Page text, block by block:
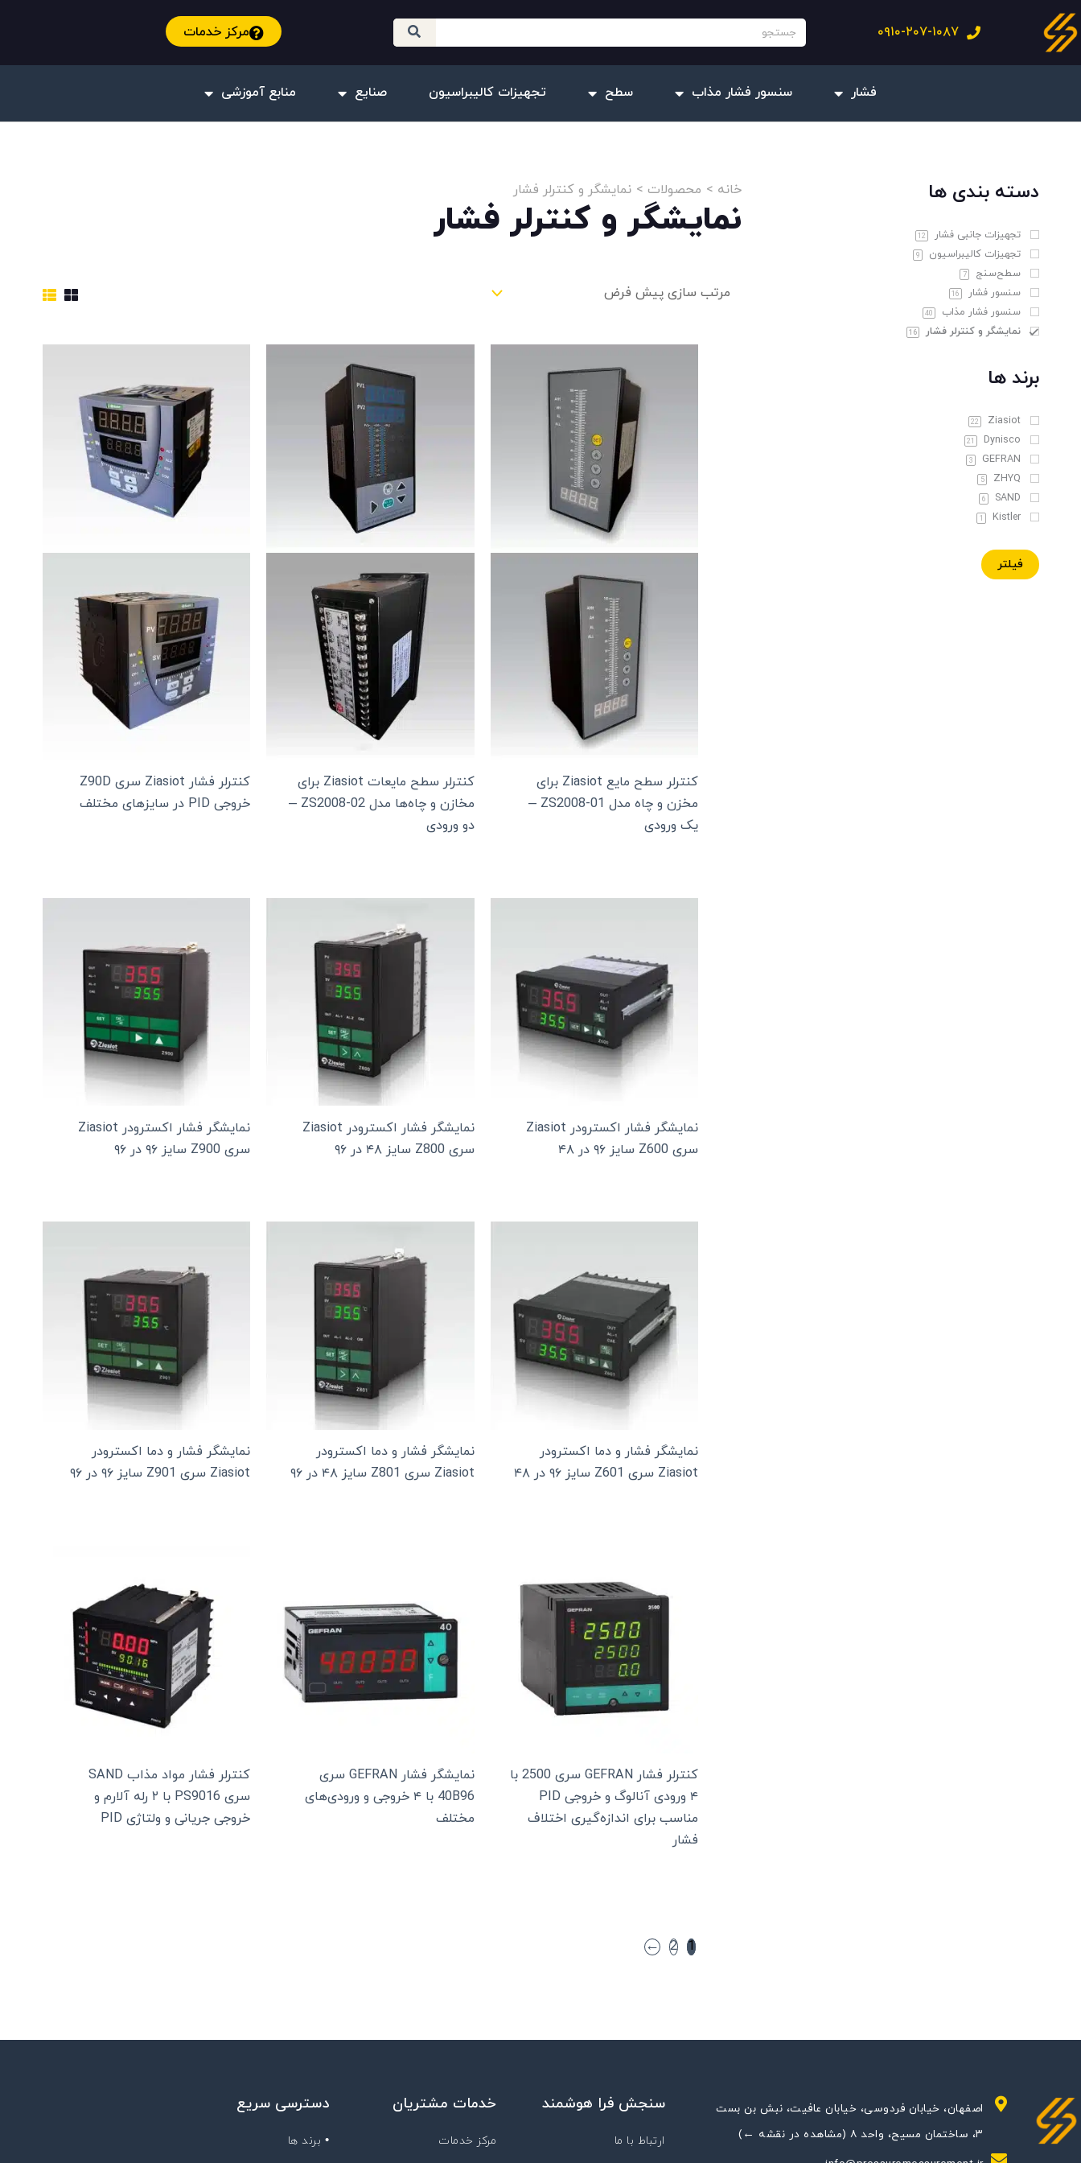
رفتن
به
محتوا
۰۹۱۰-۲۰۷-۱۰۸۷ جستجو مرکز خدمات
فشار سنسور فشار مذاب سطح تجهیزات کالیبراسیون صنایع منابع آموزشی
دسته بندی ها
تجهیزات جانبی فشار 12
تجهیزات کالیبراسیون 9
سطح‌سنج 7
سنسور فشار 16
سنسور فشار مذاب 40
نمایشگر و کنترلر فشار 16
برند ها
Ziasiot
22
Dynisco
21
GEFRAN
3
ZHYQ
5
SAND
6
Kistler
1
فیلتر
خانه محصولات نمایشگر و کنترلر فشار
نمایشگر و کنترلر فشار
کنترلر سطح مایع Ziasiot برای
مخزن و چاه مدل ZS2008-01 –
یک ورودی
کنترلر سطح مایعات Ziasiot برای
مخازن و چاه‌ها مدل ZS2008-02 –
دو ورودی
کنترلر فشار Ziasiot سری Z90D
خروجی PID در سایزهای مختلف
نمایشگر فشار اکسترودر Ziasiot
سری Z600 سایز ۹۶ در ۴۸
نمایشگر فشار اکسترودر Ziasiot
سری Z800 سایز ۴۸ در ۹۶
نمایشگر فشار اکسترودر Ziasiot
سری Z900 سایز ۹۶ در ۹۶
نمایشگر فشار و دما اکسترودر
Ziasiot سری Z601 سایز ۹۶ در ۴۸
نمایشگر فشار و دما اکسترودر
Ziasiot سری Z801 سایز ۴۸ در ۹۶
نمایشگر فشار و دما اکسترودر
Ziasiot سری Z901 سایز ۹۶ در ۹۶
کنترلر فشار GEFRAN سری 2500 با
۴ ورودی آنالوگ و خروجی PID
مناسب برای اندازه‌گیری اختلاف
فشار
نمایشگر فشار GEFRAN سری
40B96 با ۴ خروجی و ورودی‌های
مختلف
کنترلر فشار مواد مذاب SAND
سری PS9016 با ۲ رله آلارم و
خروجی جریانی و ولتاژی PID
1
2
←
اصفهان، خیابان فردوسی، خیابان عافیت، نبش بن بست
۳، ساختمان مسیح، واحد ۸ (مشاهده در نقشه ←)
سنجش فرا هوشمند
ارتباط با ما
خدمات مشتریان
مرکز خدمات
دسترسی سریع
• برند ها